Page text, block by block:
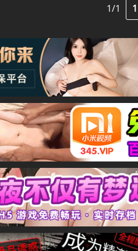
1/1